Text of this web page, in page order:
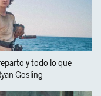
y todo lo que
Gosling